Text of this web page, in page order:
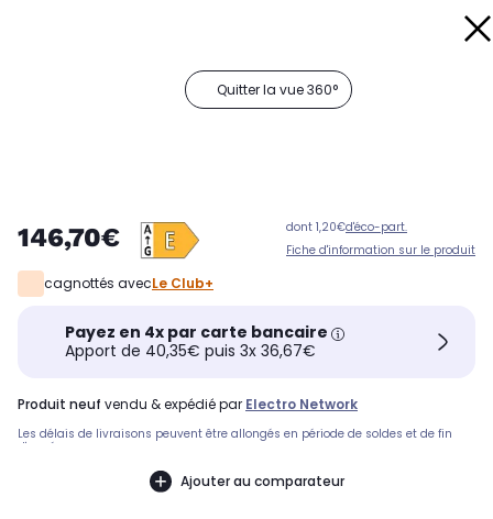
Quitter la vue 360°
146,70€ dont 1,20€d'éco-part.
Fiche d'information sur le produit
cagnottés avecLe Club+
Payez en 4x par carte bancaire
Apport de 40,35€ puis 3x 36,67€
produit neuf vendu & expédié par Electro Network
Les délais de livraisons peuvent être allongés en période de soldes et de fin
d'année.
Ajouter au comparateur